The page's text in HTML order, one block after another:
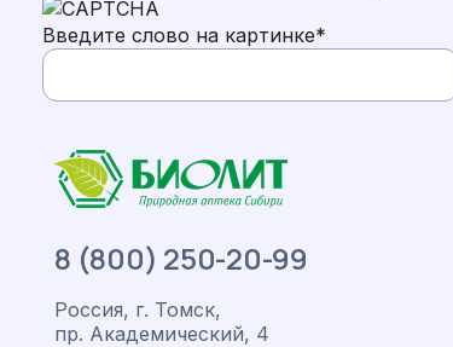
8 (800) 250-20-99
Россия, г. Томск,
пр. Академический, 4
Введите слово на картинке*